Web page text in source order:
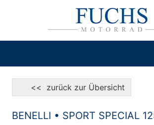
<< zurück zur Übersicht
BENELLI • SPORT SPECIAL